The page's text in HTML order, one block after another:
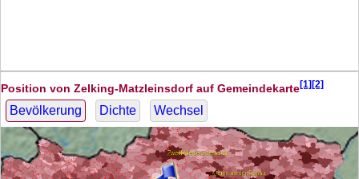
Position von Zelking-Matzleinsdorf auf Gemeindekarte[1][2]
Bevölkerung Dichte Wechsel